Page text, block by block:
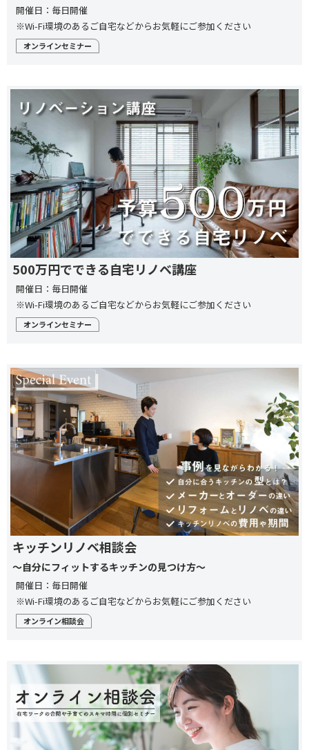
開催日：毎日開催
※Wi-Fi環境のあるご自宅などからお気軽にご参加ください
オンラインセミナー
500万円でできる自宅リノベ講座
開催日：毎日開催
※Wi-Fi環境のあるご自宅などからお気軽にご参加ください
オンラインセミナー
キッチンリノベ相談会
～自分にフィットするキッチンの見つけ方～
開催日：毎日開催
※Wi-Fi環境のあるご自宅などからお気軽にご参加ください
オンライン相談会